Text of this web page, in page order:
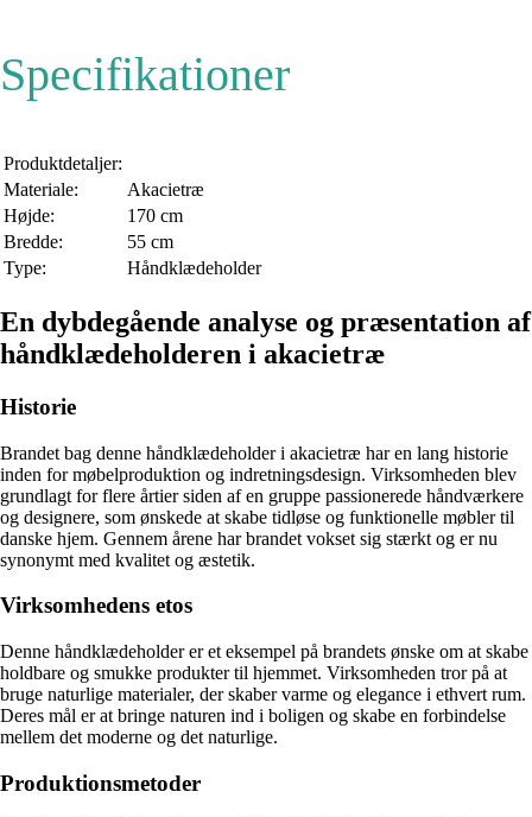
Specifikationer
Produktdetaljer:
Materiale:
Akacietræ
Højde:
170 cm
Bredde:
55 cm
Type:
Håndklædeholder
En dybdegående analyse og præsentation af
håndklædeholderen i akacietræ
Historie
Brandet bag denne håndklædeholder i akacietræ har en lang historie
inden for møbelproduktion og indretningsdesign. Virksomheden blev
grundlagt for flere årtier siden af en gruppe passionerede håndværkere
og designere, som ønskede at skabe tidløse og funktionelle møbler til
danske hjem. Gennem årene har brandet vokset sig stærkt og er nu
synonymt med kvalitet og æstetik.
Virksomhedens etos
Denne håndklædeholder er et eksempel på brandets ønske om at skabe
holdbare og smukke produkter til hjemmet. Virksomheden tror på at
bruge naturlige materialer, der skaber varme og elegance i ethvert rum.
Deres mål er at bringe naturen ind i boligen og skabe en forbindelse
mellem det moderne og det naturlige.
Produktionsmetoder